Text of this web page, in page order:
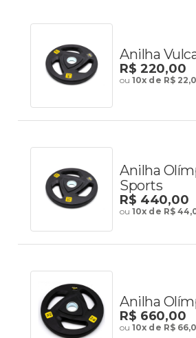
Anilha
R$ 220,00
ou10x de R$
Anilha
Sports
R$ 440,00
ou10x de R$
Anilha
R$ 660,00
ou10x de R$